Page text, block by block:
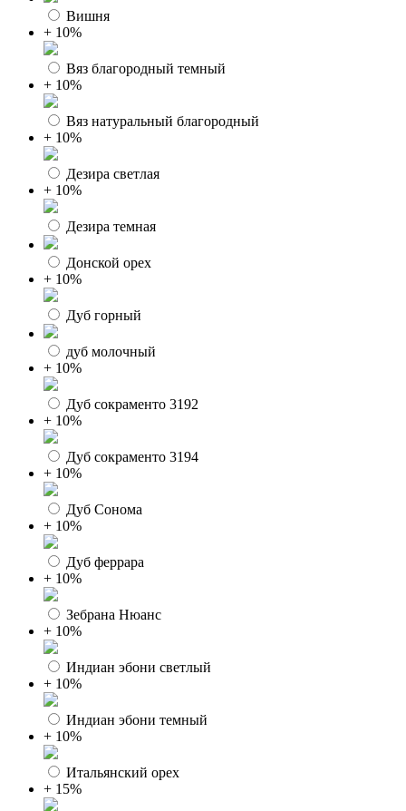
Вишня
+ 10%
Вяз благородный темный
+ 10%
Вяз натуральный благородный
+ 10%
Дезира светлая
+ 10%
Дезира темная
Донской орех
+ 10%
Дуб горный
дуб молочный
+ 10%
Дуб сокраменто 3192
+ 10%
Дуб сокраменто 3194
+ 10%
Дуб Сонома
+ 10%
Дуб феррара
+ 10%
Зебрана Нюанс
+ 10%
Индиан эбони светлый
+ 10%
Индиан эбони темный
+ 10%
Итальянский орех
+ 15%